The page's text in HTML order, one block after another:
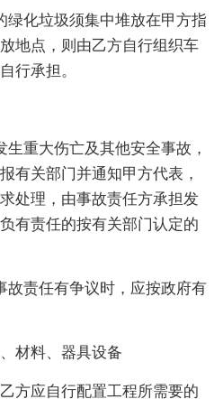
绿化垃圾须集中堆放在甲方指
地点，则由乙方自行组织车
行承担。
生重大伤亡及其他安全事故，
有关部门并通知甲方代表，
处理，由事故责任方承担发
有责任的按有关部门认定的
故责任有争议时，应按政府有
材料、器具设备
方应自行配置工程所需要的